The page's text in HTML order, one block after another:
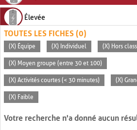
Élevée
TOUTES LES FICHES (0)
(X) Équipe (X) Individuel (X) Hors
(X) Moyen groupe (entre 30 et 100)
(X) Activités courtes (< 30 minutes) (X)
(X) Faible
Votre recherche n'a donné aucun